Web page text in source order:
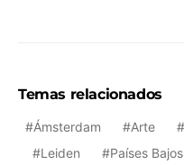
Temas relacionados
Ámsterdam Arte
Leiden
Países Bajos